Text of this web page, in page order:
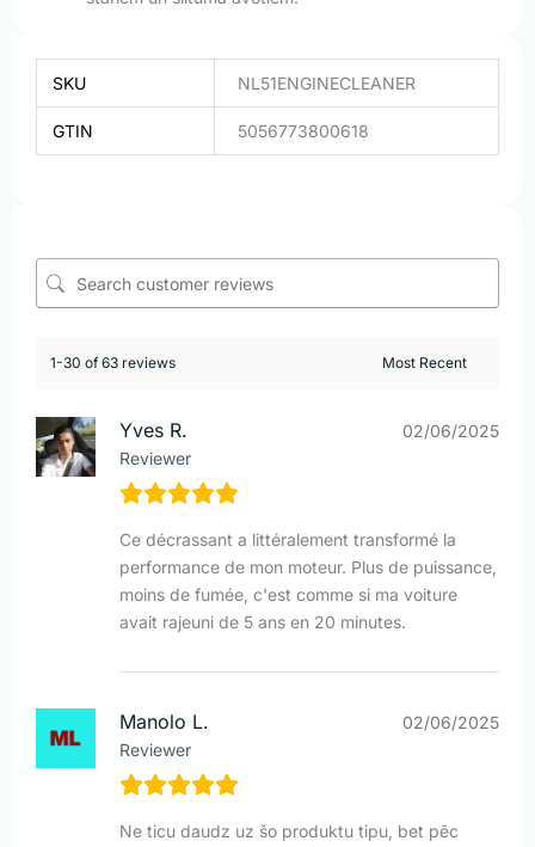
SKU NL51ENGINECLEANER
GTIN 5056773800618
1-30 of 63 reviews
Yves R.
Reviewer
02/06/2025
Ce décrassant a littéralement transformé la
performance de mon moteur. Plus de puissance,
moins de fumée, c'est comme si ma voiture
avait rajeuni de 5 ans en 20 minutes.
Manolo L.
Reviewer
02/06/2025
Ne ticu daudz uz šo produktu tipu, bet pēc